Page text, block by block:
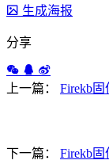
生成海报
分享
上一篇： Firekb
下一篇： Firekb